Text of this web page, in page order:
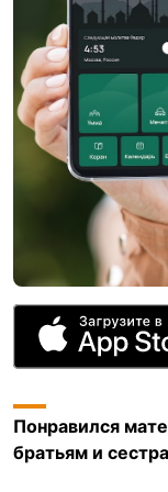
Понравился
братьям и